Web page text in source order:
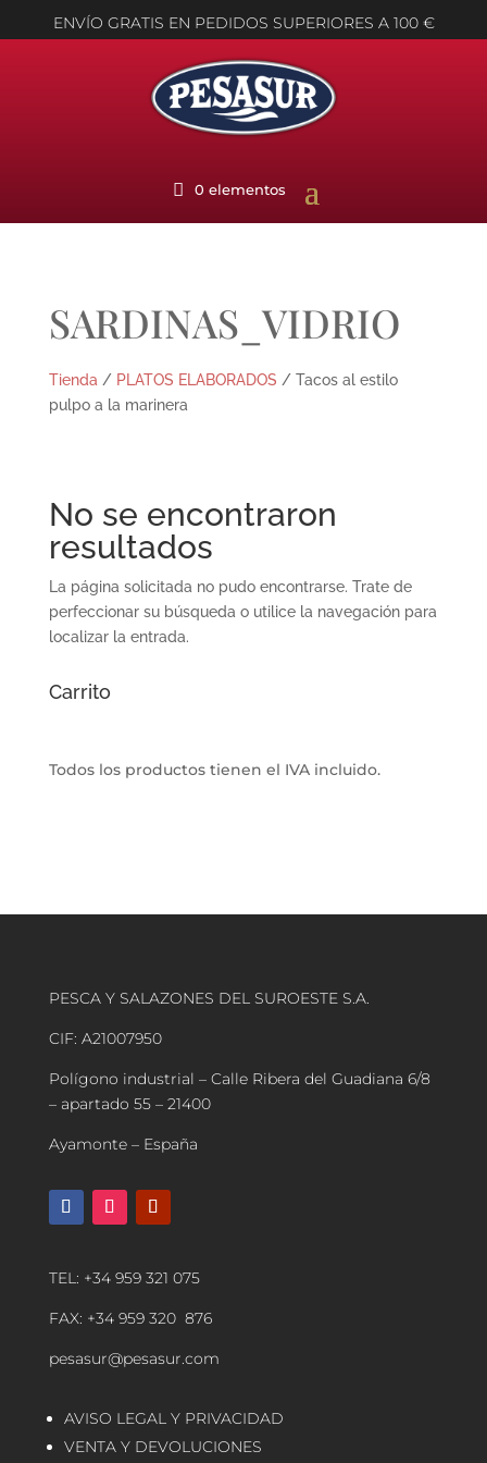
ENVÍO GRATIS EN PEDIDOS SUPERIORES A 100 €
0 elementos
SARDINAS_VIDRIO
Tienda / PLATOS ELABORADOS / Tacos al estilo
pulpo a la marinera
No se encontraron
resultados
La página solicitada no pudo encontrarse. Trate de
perfeccionar su búsqueda o utilice la navegación para
localizar la entrada.
Carrito
Todos los productos tienen el IVA incluido.
PESCA Y SALAZONES DEL SUROESTE S.A.
CIF: A21007950
Polígono industrial – Calle Ribera del Guadiana 6/8
– apartado 55 – 21400
Ayamonte – España
TEL: +34 959 321 075
FAX: +34 959 320 876
pesasur@pesasur.com
AVISO LEGAL Y PRIVACIDAD
VENTA Y DEVOLUCIONES